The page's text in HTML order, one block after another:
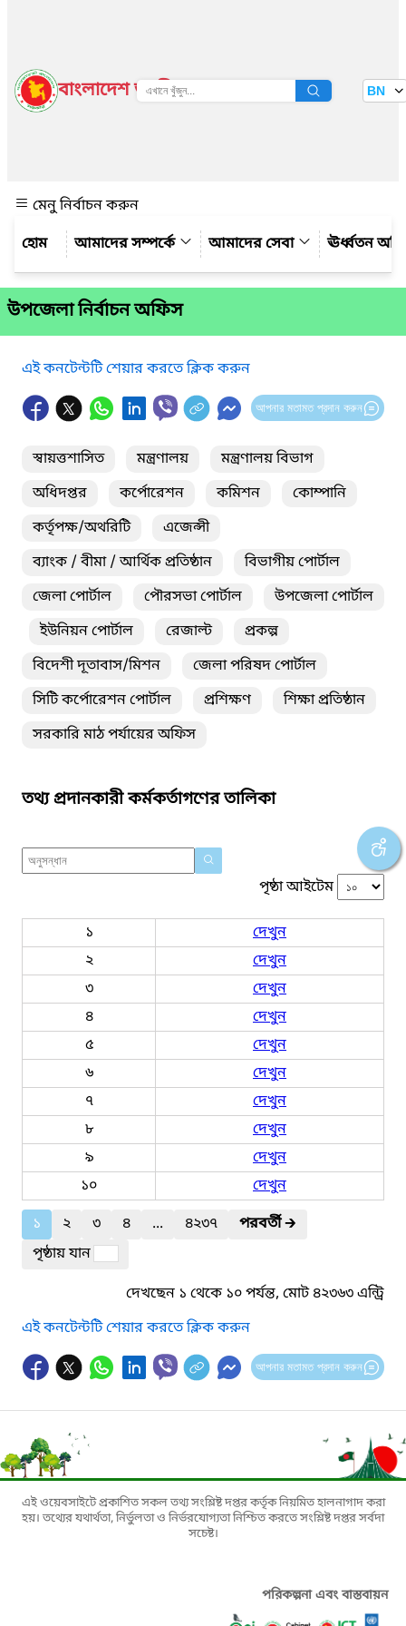
বাংলাদেশ জাতীয় তথ্য বাতায়ন BN
মেনু নির্বাচন করুন
আমাদের সম্পর্কে
আমাদের সেবা ঊর্ধ্বতন
উপজেলা নির্বাচন অফিস
এই কনটেন্টটি শেয়ার করতে ক্লিক করুন
আপনার মতামত প্রদান করুন
স্বায়ত্তশাসিত মন্ত্রণালয়
মন্ত্রণালয় বিভাগ
অধিদপ্তর
কর্পোরেশন কমিশন
কোম্পানি
কর্তৃপক্ষ/অথরিটি
এজেন্সী
ব্যাংক / বীমা / আর্থিক প্রতিষ্ঠান
বিভাগীয় পোর্টাল
জেলা পোর্টাল
পৌরসভা পোর্টাল
উপজেলা পোর্টাল
ইউনিয়ন পোর্টাল
রেজাল্ট
প্রকল্প
বিদেশী দূতাবাস/মিশন
জেলা পরিষদ পোর্টাল
সিটি কর্পোরেশন পোর্টাল
প্রশিক্ষণ
শিক্ষা প্রতিষ্ঠান
সরকারি মাঠ পর্যায়ের অফিস
তথ্য প্রদানকারী কর্মকর্তাগণের তালিকা
পৃষ্ঠা আইটেম
১
দেখুন
২
দেখুন
৩
দেখুন
৪
দেখুন
৫
দেখুন
৬
দেখুন
৭
দেখুন
৮
দেখুন
৯
দেখুন
১০
দেখুন
১
২ ৩ ৪ ... ৪২৩৭ পরবর্তী🡲
পৃষ্ঠায় যান
দেখছেন ১ থেকে ১০ পর্যন্ত, মোট ৪২৩৬৩ এন্ট্রি
এই কনটেন্টটি শেয়ার করতে ক্লিক করুন
আপনার মতামত প্রদান করুন
এই ওয়েবসাইটে প্রকাশিত সকল তথ্য সংশ্লিষ্ট দপ্তর কর্তৃক নিয়মিত হালনাগাদ করা
হয়। তথ্যের যথার্থতা, নির্ভুলতা ও নির্ভরযোগ্যতা নিশ্চিত করতে সংশ্লিষ্ট দপ্তর সর্বদা
সচেষ্ট।
পরিকল্পনা এবং বাস্তবায়ন